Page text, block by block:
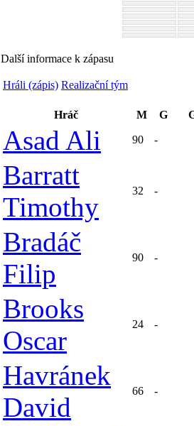
Další informace k zápasu
Hráli (zápis) Realizační tým
Hráč M G
Asad Ali 90 -
Barratt
Timothy
32 -
Bradáč
Filip
90 -
Brooks
Oscar
24 -
Havránek
David
66 -